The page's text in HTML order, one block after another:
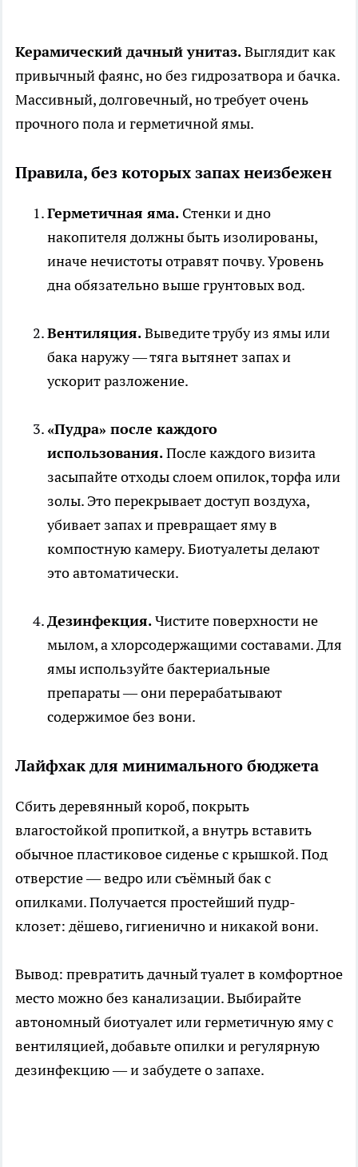
Керамический дачный унитаз.Выглядит как
привычный фаянс, но без гидрозатвора и бачка.
Массивный, долговечный, но требует очень
прочного пола и герметичной ямы.
Правила, без которых запах неизбежен
Герметичная яма. Стенки и дно
накопителя должны быть изолированы,
иначе нечистоты отравят почву. Уровень
дна обязательно выше грунтовых вод.
Вентиляция.Выведите трубу из ямы или
бака наружу — тяга вытянет запах и
ускорит разложение.
«Пудра» после каждого
использования.После каждого визита
засыпайте отходы слоем опилок, торфа или
золы. Это перекрывает доступ воздуха,
убивает запах и превращает яму в
компостную камеру. Биотуалеты делают
это автоматически.
Дезинфекция.Чистите поверхности не
мылом, а хлорсодержащими составами. Для
ямы используйте бактериальные
препараты — они перерабатывают
содержимое без вони.
Лайфхак для минимального бюджета
Сбить деревянный короб, покрыть
влагостойкой пропиткой, а внутрь вставить
обычное пластиковое сиденье с крышкой. Под
отверстие — ведро или съёмный бак с
опилками. Получается простейший пудр-
клозет: дёшево, гигиенично и никакой вони.
Вывод: превратить дачный туалет в комфортное
место можно без канализации. Выбирайте
автономный биотуалет или герметичную яму с
вентиляцией, добавьте опилки и регулярную
дезинфекцию — и забудете о запахе.